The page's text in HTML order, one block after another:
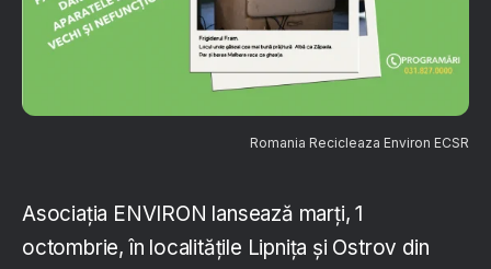
Romania Recicleaza Environ ECSR
Asociația ENVIRON lansează marți, 1
octombrie, în localitățile Lipnița și Ostrov din